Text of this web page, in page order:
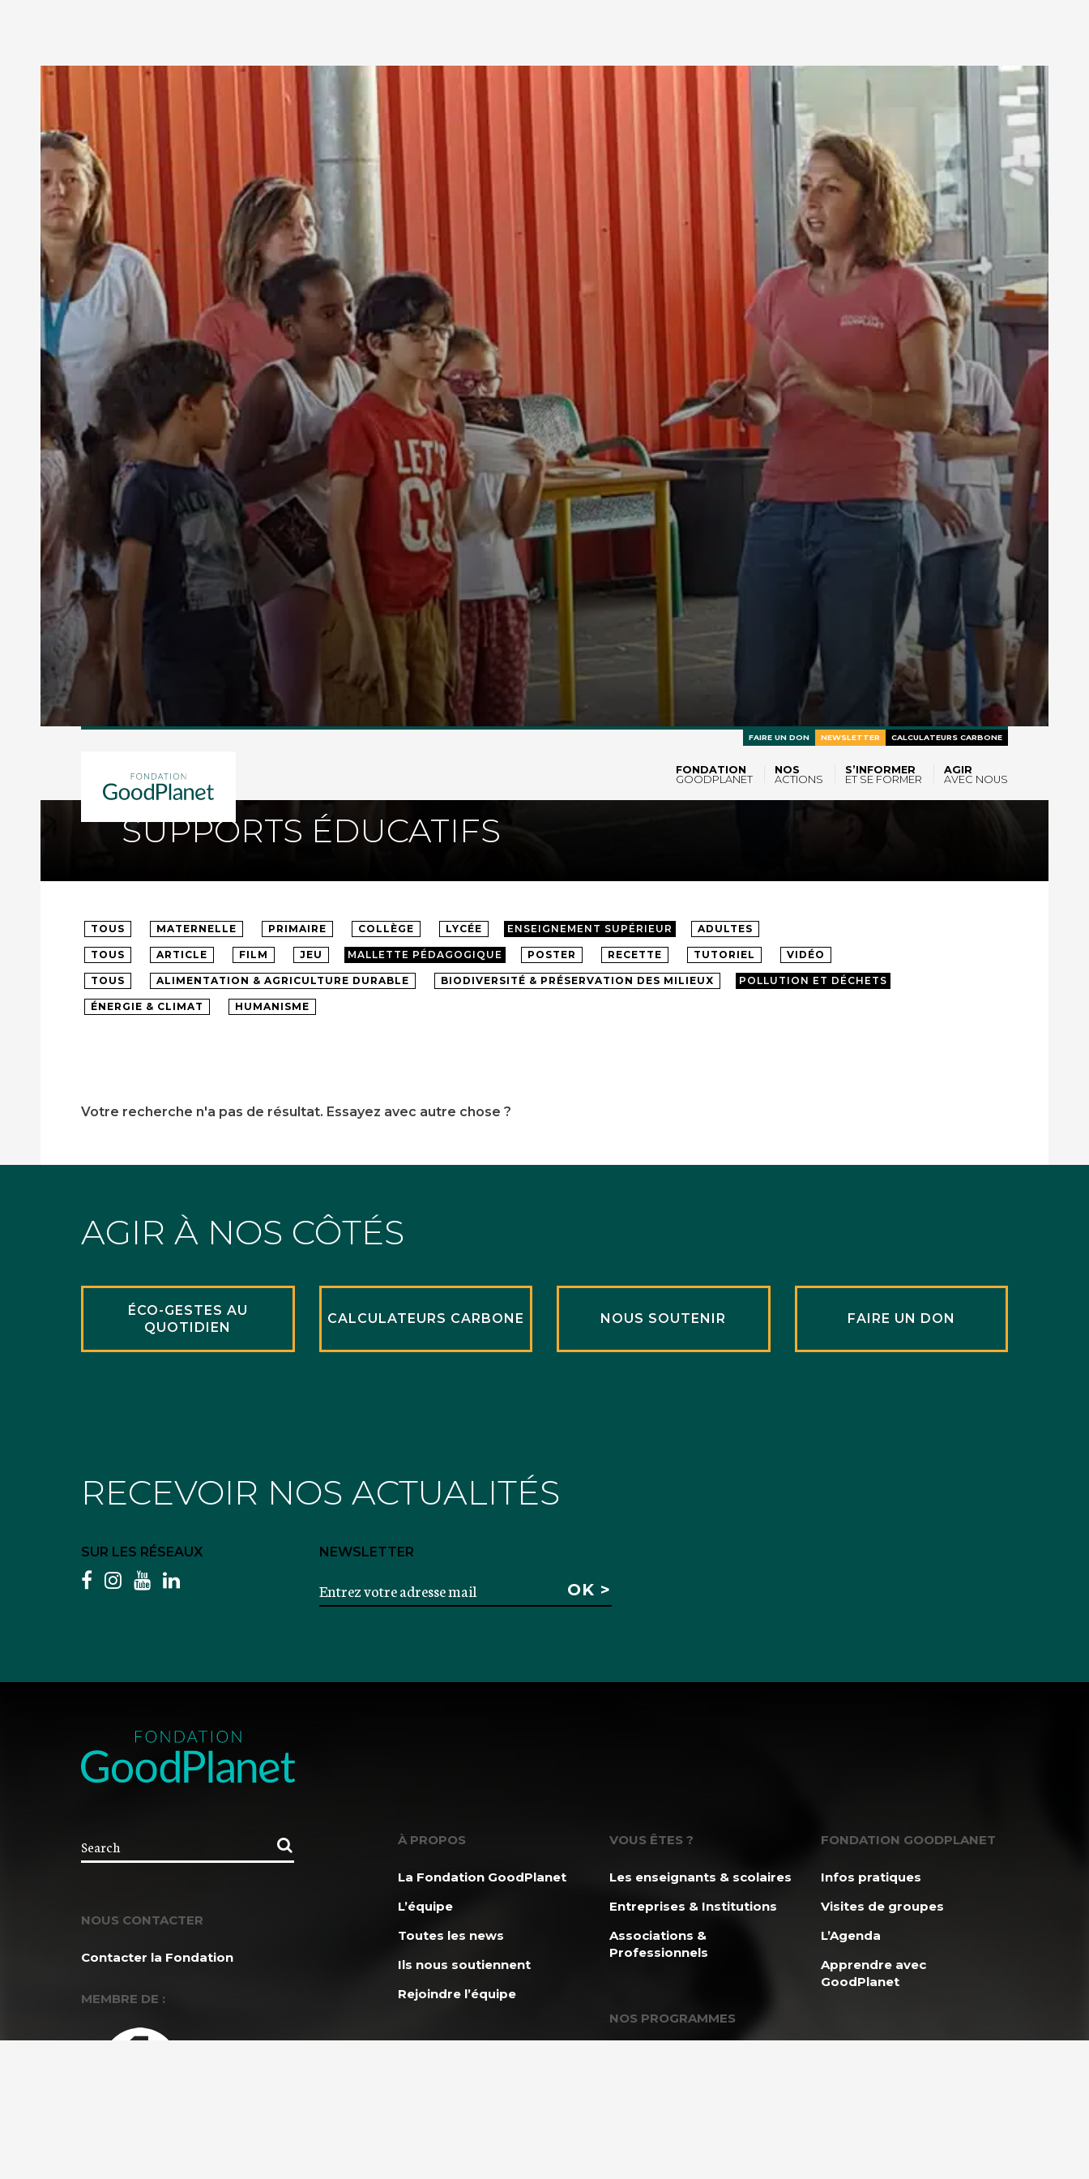
FONDATION
GOODPLANET
NOS
ACTIONS
S’INFORMER
ET SE FORMER
AGIR
AVEC NOUS
FAIRE UN DON NEWSLETTER CALCULATEURS CARBONE
SUPPORTS ÉDUCATIFS
TOUS MATERNELLE PRIMAIRE COLLÈGE LYCÉE ENSEIGNEMENT SUPÉRIEUR ADULTES
TOUS ARTICLE FILM JEU MALLETTE PÉDAGOGIQUE POSTER RECETTE TUTORIEL VIDÉO
TOUS ALIMENTATION & AGRICULTURE DURABLE BIODIVERSITÉ & PRÉSERVATION DES MILIEUX POLLUTION ET DÉCHETS
ÉNERGIE & CLIMAT HUMANISME
Votre recherche n'a pas de résultat. Essayez avec autre chose ?
AGIR À NOS CÔTÉS
ÉCO-GESTES AU
QUOTIDIEN
CALCULATEURS CARBONE NOUS SOUTENIR FAIRE UN DON
RECEVOIR NOS ACTUALITÉS
SUR LES RÉSEAUX
facebook
instagram
youtubelinkedin
NEWSLETTER
NOUS CONTACTER
Contacter la Fondation
MEMBRE DE :
À PROPOS
La Fondation GoodPlanet
L’équipe
Toutes les news
Ils nous soutiennent
Rejoindre l’équipe
VOUS ÊTES ?
Les enseignants & scolaires
Entreprises & Institutions
Associations &
Professionnels
NOS PROGRAMMES
FONDATION GOODPLANET
Infos pratiques
Visites de groupes
L’Agenda
Apprendre avec
GoodPlanet